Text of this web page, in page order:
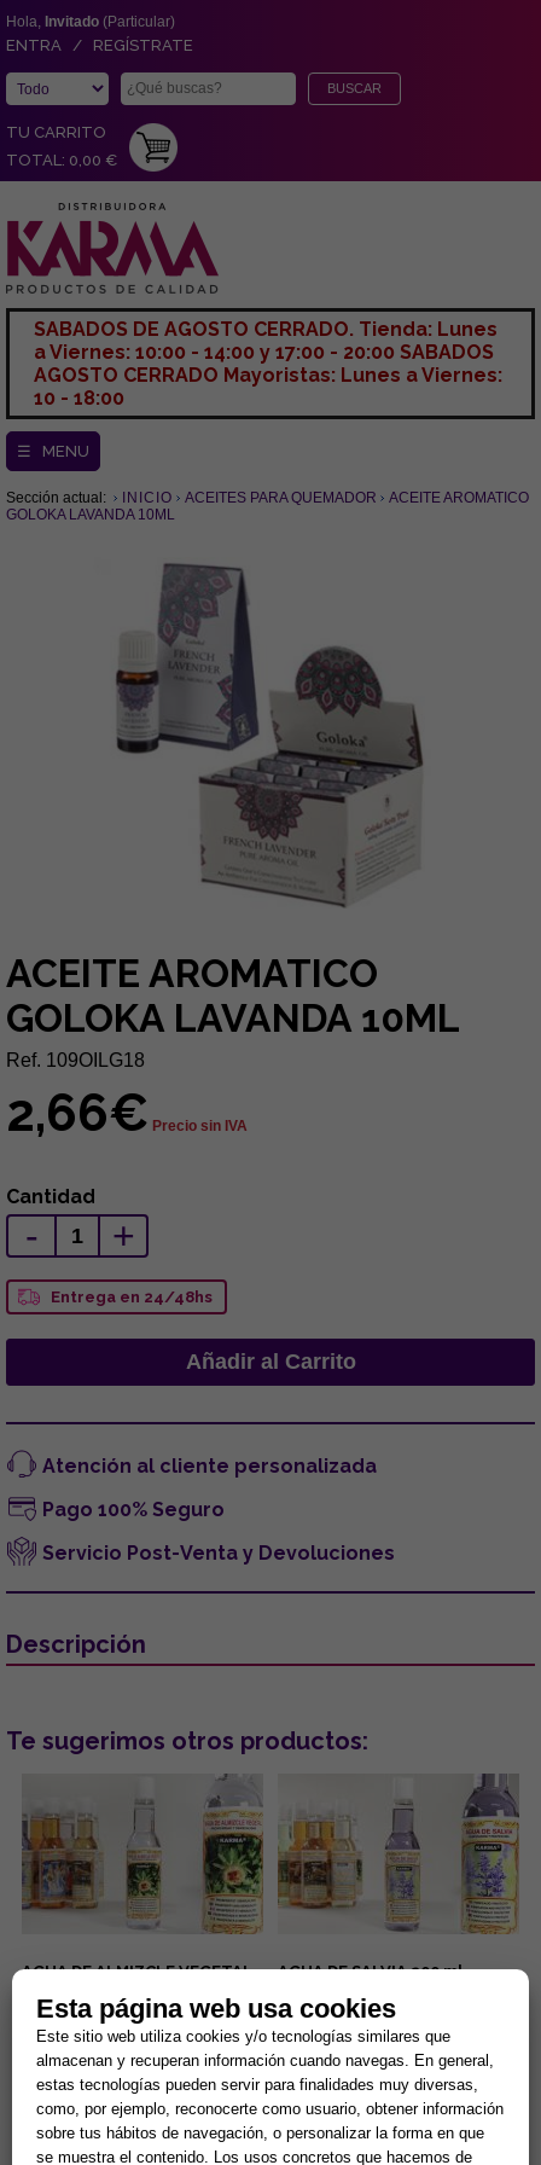
Hola, Invitado (Particular)
ENTRA / REGÍSTRATE
TU CARRITO
TOTAL: 0,00 €
SABADOS DE AGOSTO CERRADO. Tienda: Lunes
a Viernes: 10:00 - 14:00 y 17:00 - 20:00 SABADOS
AGOSTO CERRADO Mayoristas: Lunes a Viernes:
10 - 18:00
☰ MENU
Sección actual: INICIO ACEITES PARA QUEMADOR
ACEITE AROMATICO
GOLOKA LAVANDA 10ML
ACEITE AROMATICO
GOLOKA LAVANDA 10ML
Ref. 109OILG18
2,66€ Precio sin IVA
Cantidad
- +
Entrega en 24/48hs
Atención al cliente personalizada
Pago 100% Seguro
Servicio Post-Venta y Devoluciones
Descripción
Te sugerimos otros productos:
AGUA DE ALMIZCLE VEGETAL
SENSUALIDAD))
Válido para uso tópico. ...
7,98 € =5,59 €
Comprar
AGUA DE SALVIA 200 ml.
PROTECCION)
Válido para uso tópico. ...
7,98 €
Comprar
Esta página web usa cookies
Este sitio web utiliza cookies y/o tecnologías similares que
almacenan y recuperan información cuando navegas. En general,
estas tecnologías pueden servir para finalidades muy diversas,
como, por ejemplo, reconocerte como usuario, obtener información
sobre tus hábitos de navegación, o personalizar la forma en que
se muestra el contenido. Los usos concretos que hacemos de